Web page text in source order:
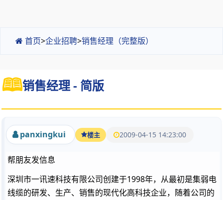
首页>企业招聘>销售经理（完整版）
销售经理 - 简版
panxingkui 楼主 2009-04-15 14:23:00
帮朋友发信息
深圳市一讯速科技有限公司创建于1998年，从最初是集弱电
线缆的研发、生产、销售的现代化高科技企业，随着公司的